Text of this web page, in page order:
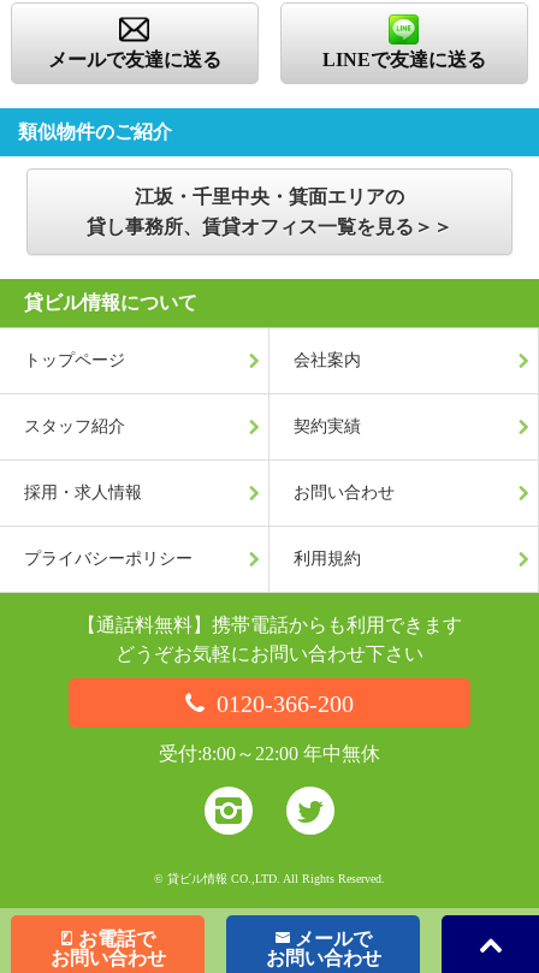
メールで友達に送る LINEで友達に送る
類似物件のご紹介
江坂・千里中央・箕面エリアの
貸し事務所、賃貸オフィス一覧を見る＞＞
お電話で
お問い合わせ
メールで
お問い合わせ
貸ビル情報について
トップページ 会社案内
スタッフ紹介 契約実績
採用・求人情報 お問い合わせ
プライバシーポリシー 利用規約
【通話料無料】携帯電話からも利用できます
どうぞお気軽にお問い合わせ下さい
0120-366-200
受付:8:00～22:00 年中無休
© 貸ビル情報 CO.,LTD. All Rights Reserved.